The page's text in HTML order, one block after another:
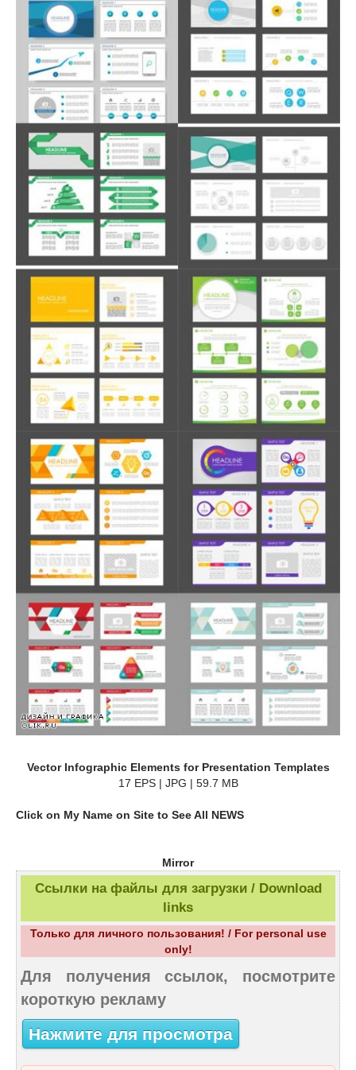
Vector Infographic Elements for Presentation Templates
17 EPS | JPG | 59.7 MB
Click on My Name on Site to See All NEWS
Mirror
Ссылки на файлы для загрузки / Download
links
Только для личного пользования! / For personal use
only!
Для получения ссылок, посмотрите
короткую рекламу
Нажмите для просмотра